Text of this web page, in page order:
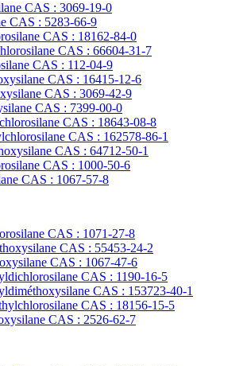
CAS : 3069-19-0
CAS : 5283-66-9
CAS : 18162-84-0
CAS : 66604-31-7
CAS : 112-04-9
CAS : 16415-12-6
CAS : 3069-42-9
CAS : 7399-00-0
CAS : 18643-08-8
CAS : 162578-86-1
CAS : 64712-50-1
CAS : 1000-50-6
CAS : 1067-57-8
CAS : 1071-27-8
CAS : 55453-24-2
CAS : 1067-47-6
CAS : 1190-16-5
CAS : 153723-40-1
CAS : 18156-15-5
CAS : 2526-62-7